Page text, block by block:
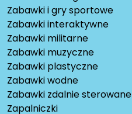
Zabawki i gry sportowe
Zabawki interaktywne
Zabawki militarne
Zabawki muzyczne
Zabawki plastyczne
Zabawki wodne
Zabawki zdalnie sterowane
Zapalniczki